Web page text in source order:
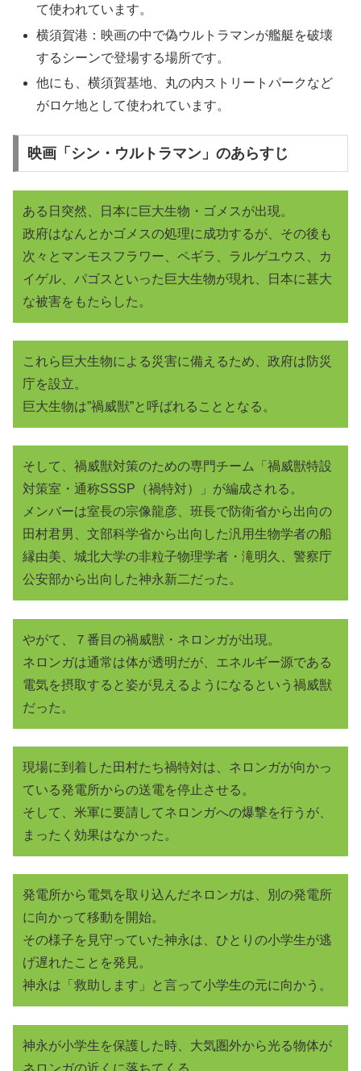
て使われています。
横須賀港：映画の中で偽ウルトラマンが艦艇を破壊
するシーンで登場する場所です。
他にも、横須賀基地、丸の内ストリートパークなど
がロケ地として使われています。
映画「シン・ウルトラマン」のあらすじ
ある日突然、日本に巨大生物・ゴメスが出現。
政府はなんとかゴメスの処理に成功するが、その後も
次々とマンモスフラワー、ペギラ、ラルゲユウス、カ
イゲル、パゴスといった巨大生物が現れ、日本に甚大
な被害をもたらした。
これら巨大生物による災害に備えるため、政府は防災
庁を設立。
巨大生物は”禍威獣”と呼ばれることとなる。
そして、禍威獣対策のための専門チーム「禍威獣特設
対策室・通称SSSP（禍特対）」が編成される。
メンバーは室長の宗像龍彦、班長で防衛省から出向の
田村君男、文部科学省から出向した汎用生物学者の船
縁由美、城北大学の非粒子物理学者・滝明久、警察庁
公安部から出向した神永新二だった。
やがて、７番目の禍威獣・ネロンガが出現。
ネロンガは通常は体が透明だが、エネルギー源である
電気を摂取すると姿が見えるようになるという禍威獣
だった。
現場に到着した田村たち禍特対は、ネロンガが向かっ
ている発電所からの送電を停止させる。
そして、米軍に要請してネロンガへの爆撃を行うが、
まったく効果はなかった。
発電所から電気を取り込んだネロンガは、別の発電所
に向かって移動を開始。
その様子を見守っていた神永は、ひとりの小学生が逃
げ遅れたことを発見。
神永は「救助します」と言って小学生の元に向かう。
神永が小学生を保護した時、大気圏外から光る物体が
ネロンガの近くに落ちてくる。